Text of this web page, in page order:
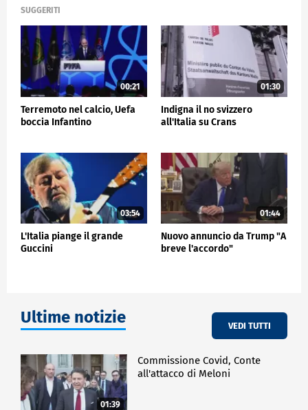
SUGGERITI
00:21
Terremoto nel calcio, Uefa
boccia Infantino
01:30
Indigna il no svizzero
all'Italia su Crans
03:54
L'Italia piange il grande
Guccini
01:44
Nuovo annuncio da Trump "A
breve l'accordo"
Ultime notizie VEDI TUTTI
01:39
Commissione Covid, Conte
all'attacco di Meloni